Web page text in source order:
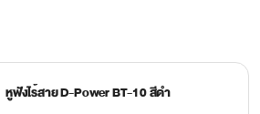
หูฟังไร้สาย D-Power BT-10 สีดำ